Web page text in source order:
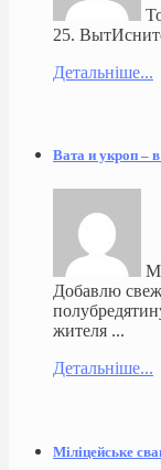
25.
Детальніше...
Вата и укроп –
Добавлю
жителя ...
Детальніше...
Міліцейське